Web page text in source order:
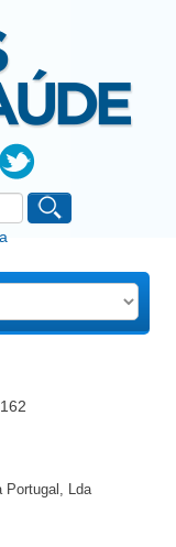
Portugal, Lda